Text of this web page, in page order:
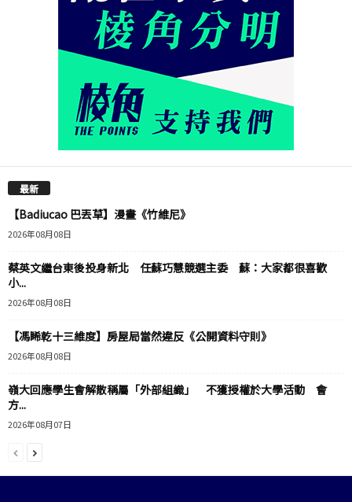
最新
【Badiucao 巴丟草】漫畫《竹維尼》
2026年08月08日
蔡英文繼台東後投身新北 任蘇巧慧競選主委 蘇：大家都很喜歡
小...
2026年08月08日
【馮睎乾十三維度】房屋局當然違反《公開資料守則》
2026年08月08日
嶺大回應學生會解散稱屬「外部組織」 不獲授權於大學活動 會
方...
2026年08月07日